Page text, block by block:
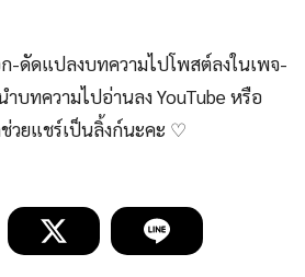
-ดัดแปลงบทความไปโพสต์ลงในเพจ-
บทความไปอ่านลง YouTube หรือ
วยแชร์เป็นลิ้งก์นะคะ ♡